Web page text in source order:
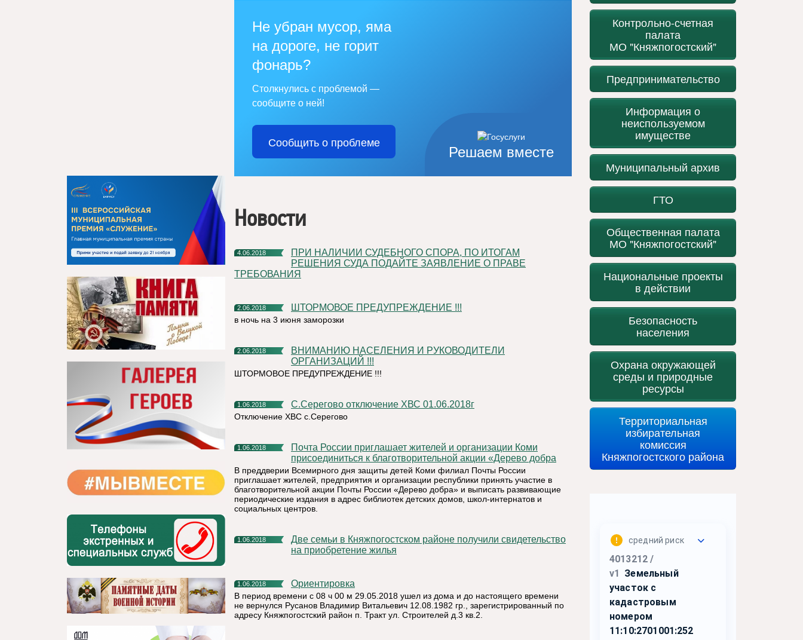
Решаем вместе
Не убран мусор, яма
на дороге, не горит
фонарь?
Столкнулись с проблемой —
сообщите о ней!
Сообщить о проблеме
Новости
4.06.2018
ПРИ НАЛИЧИИ СУДЕБНОГО СПОРА, ПО ИТОГАМ
РЕШЕНИЯ СУДА ПОДАЙТЕ ЗАЯВЛЕНИЕ О ПРАВЕ
ТРЕБОВАНИЯ
2.06.2018 ШТОРМОВОЕ ПРЕДУПРЕЖДЕНИЕ !!!
в ночь на 3 июня заморозки
2.06.2018
ВНИМАНИЮ НАСЕЛЕНИЯ И РУКОВОДИТЕЛИ
ОРГАНИЗАЦИЙ !!!
ШТОРМОВОЕ ПРЕДУПРЕЖДЕНИЕ !!!
1.06.2018 с.Серегово отключение ХВС 01.06.2018г
Отключение ХВС с.Серегово
1.06.2018
Почта России приглашает жителей и организации Коми
присоединиться к благотворительной акции «Дерево добра
В преддверии Всемирного дня защиты детей Коми филиал Почты России
приглашает жителей, предприятия и организации республики принять участие в
благотворительной акции Почты России «Дерево добра» и выписать развивающие
периодические издания в адрес библиотек детских домов, школ-интернатов и
социальных центров.
1.06.2018
Две семьи в Княжпогостском районе получили свидетельство
на приобретение жилья
1.06.2018 Ориентировка
В период времени с 08 ч 00 м 29.05.2018 ушел из дома и до настоящего времени
не вернулся Русанов Владимир Витальевич 12.08.1982 гр., зарегистрированный по
адресу Княжпогостский район п. Тракт ул. Строителей д.3 кв.2.
Контрольно-счетная
палата
МО "Княжпогостский"
Предпринимательство
Информация о
неиспользуемом
имуществе
Муниципальный архив
ГТО
Общественная палата
МО "Княжпогостский"
Национальные проекты
в действии
Безопасность
населения
Охрана окружающей
среды и природные
ресурсы
Территориальная
избирательная
комиссия
Княжпогостского района